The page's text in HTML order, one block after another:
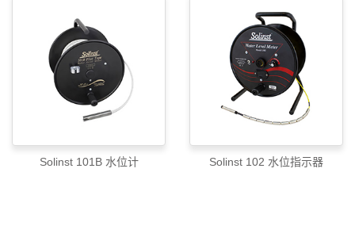
Solinst 101B 水位计 Solinst 102 水位指示器